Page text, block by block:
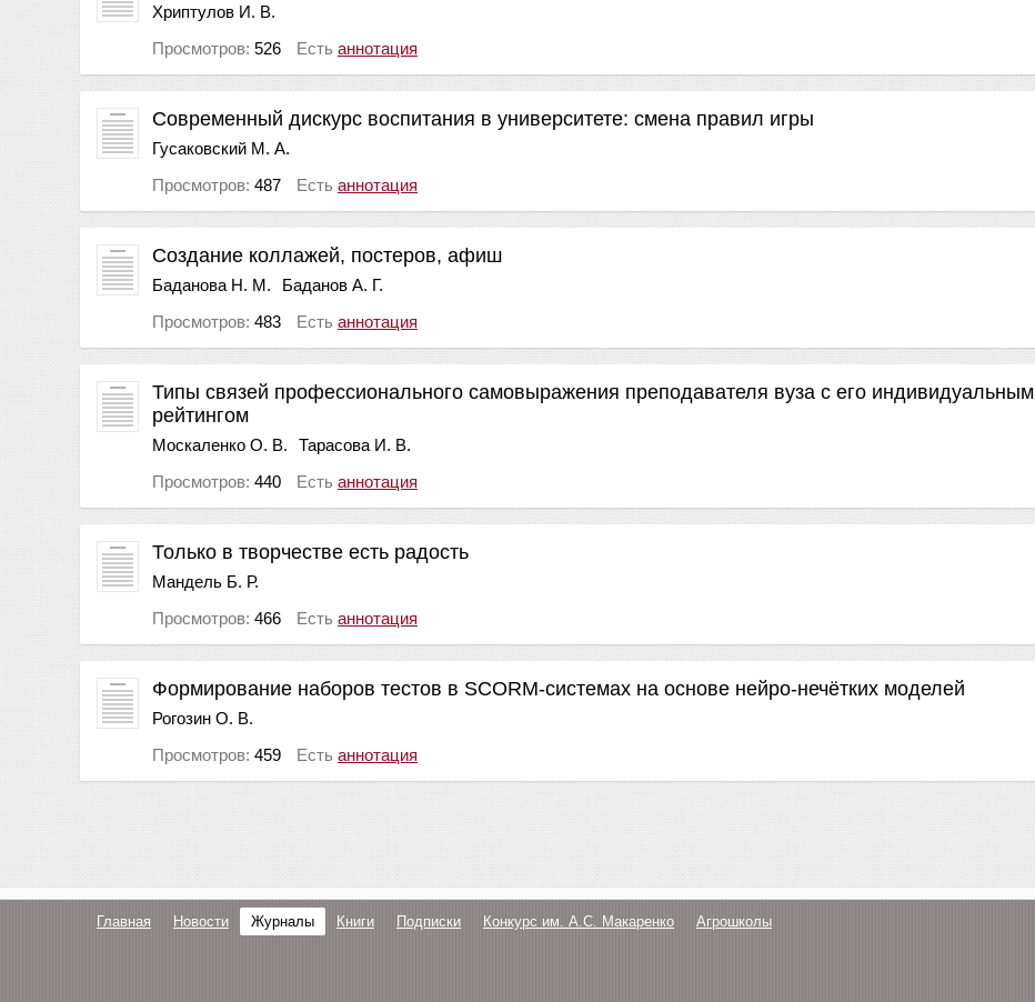
Хриптулов И. В.
Просмотров: 526 Есть аннотация
Современный дискурс воспитания в университете: смена правил игры
Гусаковский М. А.
Просмотров: 487 Есть аннотация
Создание коллажей, постеров, афиш
Баданова Н. М.
Баданов А. Г.
Просмотров: 483 Есть аннотация
Типы связей профессионального самовыражения преподавателя вуза с его индивидуальным
рейтингом
Москаленко О. В.
Тарасова И. В.
Просмотров: 440 Есть аннотация
Только в творчестве есть радость
Мандель Б. Р.
Просмотров: 466 Есть аннотация
Формирование наборов тестов в SCORM-системах на основе нейро-нечётких моделей
Рогозин О. В.
Просмотров: 459 Есть аннотация
Главная Новости Журналы Книги Подписки Конкурс им. А.С. Макаренко Агрошколы